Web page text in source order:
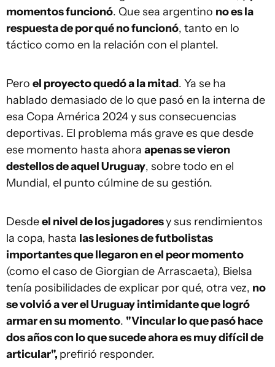
momentos funcionó. Que sea argentino no es la
respuesta de por qué no funcionó, tanto en lo
táctico como en la relación con el plantel.
Pero el proyecto quedó a la mitad. Ya se ha
hablado demasiado de lo que pasó en la interna de
esa Copa América 2024 y sus consecuencias
deportivas. El problema más grave es que desde
ese momento hasta ahora apenas se vieron
destellos de aquel Uruguay, sobre todo en el
Mundial, el punto cúlmine de su gestión.
Desdeel nivel de los jugadoresy sus rendimientos
la copa, hasta las lesiones de futbolistas
importantes que llegaron en el peor momento
(como el caso de Giorgian de Arrascaeta), Bielsa
tenía posibilidades de explicar por qué, otra vez, no
se volvió a ver el Uruguay intimidante que logró
armar en su momento. "Vincular lo que pasó hace
dos años con lo que sucede ahora es muy difícil de
articular", prefirió responder.